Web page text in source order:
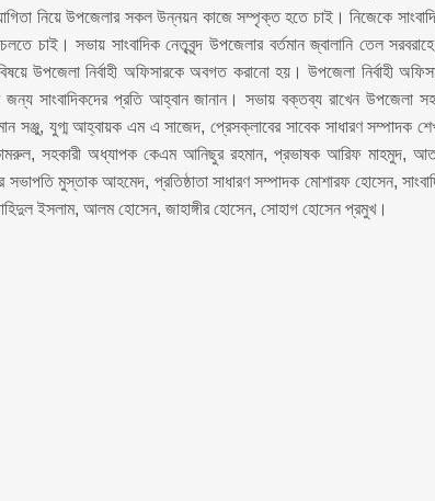
নিয়ে উপজেলার সকল উন্নয়ন কাজে সম্পৃক্ত হতে চাই। নিজেকে
চাই। সভায় সাংবাদিক নেতৃবৃন্দ উপজেলার বর্তমান জ্বালানি তেল
উপজেলা নির্বাহী অফিসারকে অবগত করানো হয়। উপজেলা নির্বাহী
সাংবাদিকদের প্রতি আহ্বান জানান। সভায় বক্তব্য রাখেন উপজেলা
সঞ্জু, যুগ্ম আহ্বায়ক এম এ সাজেদ, প্রেসক্লাবের সাবেক সাধারণ সম্পাদক
সহকারী অধ্যাপক কেএম আনিছুর রহমান, প্রভাষক আরিফ মাহমুদ,
সভাপতি মুস্তাক আহমেদ, প্রতিষ্ঠাতা সাধারণ সম্পাদক মোশারফ হোসেন,
ইসলাম, আলম হোসেন, জাহাঙ্গীর হোসেন, সোহাগ হোসেন প্রমুখ।